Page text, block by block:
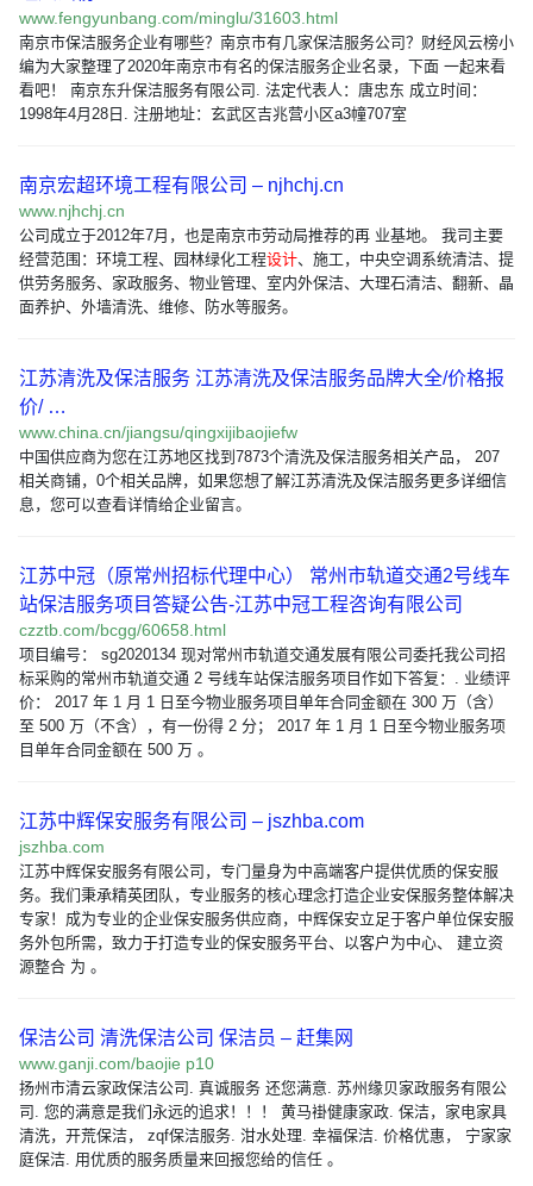
www.fengyunbang.com/minglu/31603.html
南京市保洁服务企业有哪些？南京市有几家保洁服务公司？财经风云榜小
编为大家整理了2020年南京市有名的保洁服务企业名录，下面 一起来看
看吧！ 南京东升保洁服务有限公司. 法定代表人：唐忠东 成立时间：
1998年4月28日. 注册地址：玄武区吉兆营小区a3幢707室
南京宏超环境工程有限公司 – njhchj.cn
www.njhchj.cn
公司成立于2012年7月，也是南京市劳动局推荐的再 业基地。 我司主要
经营范围：环境工程、园林绿化工程设计、施工，中央空调系统清洁、提
供劳务服务、家政服务、物业管理、室内外保洁、大理石清洁、翻新、晶
面养护、外墙清洗、维修、防水等服务。
江苏清洗及保洁服务 江苏清洗及保洁服务品牌大全/价格报
价/ …
www.china.cn/jiangsu/qingxijibaojiefw
中国供应商为您在江苏地区找到7873个清洗及保洁服务相关产品， 207
相关商铺，0个相关品牌，如果您想了解江苏清洗及保洁服务更多详细信
息，您可以查看详情给企业留言。
江苏中冠（原常州招标代理中心） 常州市轨道交通2号线车
站保洁服务项目答疑公告-江苏中冠工程咨询有限公司
czztb.com/bcgg/60658.html
项目编号： sg2020134 现对常州市轨道交通发展有限公司委托我公司招
标采购的常州市轨道交通 2 号线车站保洁服务项目作如下答复：. 业绩评
价： 2017 年 1 月 1 日至今物业服务项目单年合同金额在 300 万（含）
至 500 万（不含），有一份得 2 分； 2017 年 1 月 1 日至今物业服务项
目单年合同金额在 500 万 。
江苏中辉保安服务有限公司 – jszhba.com
jszhba.com
江苏中辉保安服务有限公司，专门量身为中高端客户提供优质的保安服
务。我们秉承精英团队，专业服务的核心理念打造企业安保服务整体解决
专家！成为专业的企业保安服务供应商，中辉保安立足于客户单位保安服
务外包所需，致力于打造专业的保安服务平台、以客户为中心、 建立资
源整合 为 。
保洁公司 清洗保洁公司 保洁员 – 赶集网
www.ganji.com/baojie p10
扬州市清云家政保洁公司. 真诚服务 还您满意. 苏州缘贝家政服务有限公
司. 您的满意是我们永远的追求！！！ 黄马褂健康家政. 保洁，家电家具
清洗，开荒保洁， zqf保洁服务. 泔水处理. 幸福保洁. 价格优惠， 宁家家
庭保洁. 用优质的服务质量来回报您给的信任 。